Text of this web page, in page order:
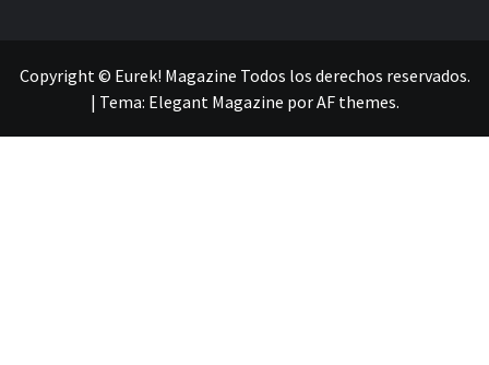
Copyright © Eurek! Magazine Todos los derechos reservados.
| Tema: Elegant Magazine porAF themes.